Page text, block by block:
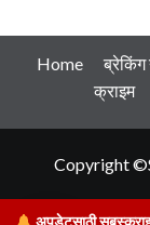
Home ब्रेकिंग
क्राइम
Copyright